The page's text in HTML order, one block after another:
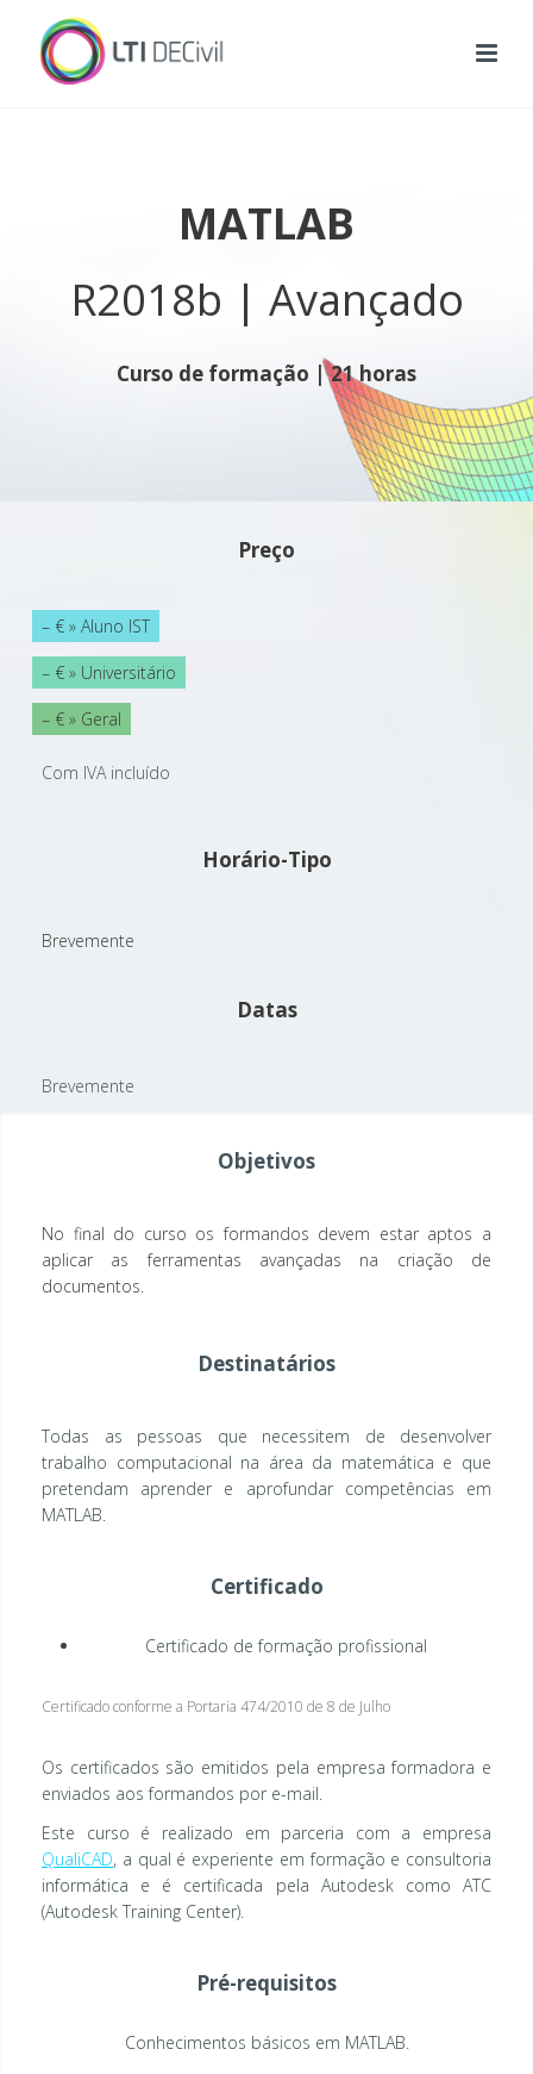
MATLAB
R2018b | Avançado
Curso de formação | 21 horas
Preço
– € » Aluno IST
– € » Universitário
– € » Geral
Com IVA incluído
Horário-Tipo
Brevemente
Datas
Brevemente
Objetivos
No final do curso os formandos devem estar aptos a
aplicar as ferramentas avançadas na criação de
documentos.
Destinatários
Todas as pessoas que necessitem de desenvolver
trabalho computacional na área da matemática e que
pretendam aprender e aprofundar competências em
MATLAB.
Certificado
Certificado de formação profissional
Certificado conforme a Portaria 474/2010 de 8 de Julho
Os certificados são emitidos pela empresa formadora e
enviados aos formandos por e-mail.
Este curso é realizado em parceria com a empresa
QualiCAD, a qual é experiente em formação e consultoria
informática e é certificada pela Autodesk como ATC
(Autodesk Training Center).
Pré-requisitos
Conhecimentos básicos em MATLAB.